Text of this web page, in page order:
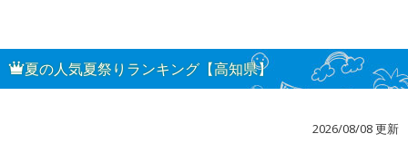
夏の人気夏祭りランキング【高知県】
2026/08/08 更新